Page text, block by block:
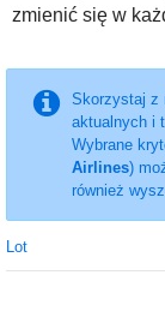
zmienić się w
Skorzystaj z
aktualnych i
Wybrane
Airlines)
również
Lot